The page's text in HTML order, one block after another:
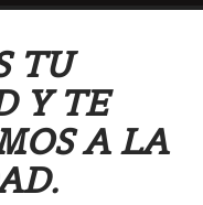
TU
Y TE
A LA